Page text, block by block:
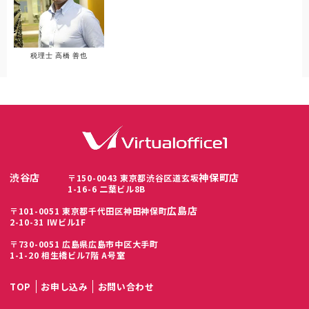
税理士 高橋 善也
渋谷店
〒150-0043 東京都渋谷区道玄坂
1-16-6 二葉ビル8B
神保町店
〒101-0051 東京都千代田区神田神保町
2-10-31 IWビル1F
広島店
〒730-0051 広島県広島市中区大手町
1-1-20 相生橋ビル7階 A号室
TOP お申し込み お問い合わせ